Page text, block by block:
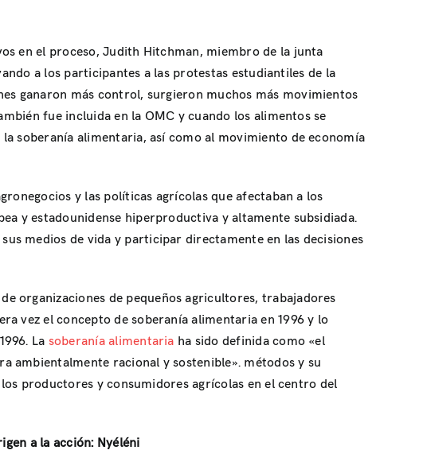
en el proceso, Judith Hitchman, miembro de la junta
a los participantes a las protestas estudiantiles de la
ganaron más control, surgieron muchos más movimientos
fue incluida en la OMC y cuando los alimentos se
soberanía alimentaria, así como al movimiento de economía
y las políticas agrícolas que afectaban a los
y estadounidense hiperproductiva y altamente subsidiada.
medios de vida y participar directamente en las decisiones
organizaciones de pequeños agricultores, trabajadores
vez el concepto de soberanía alimentaria en 1996 y lo
La soberanía alimentaria ha sido definida como «el
ambientalmente racional y sostenible». métodos y su
productores y consumidores agrícolas en el centro del
a la acción: Nyéléni